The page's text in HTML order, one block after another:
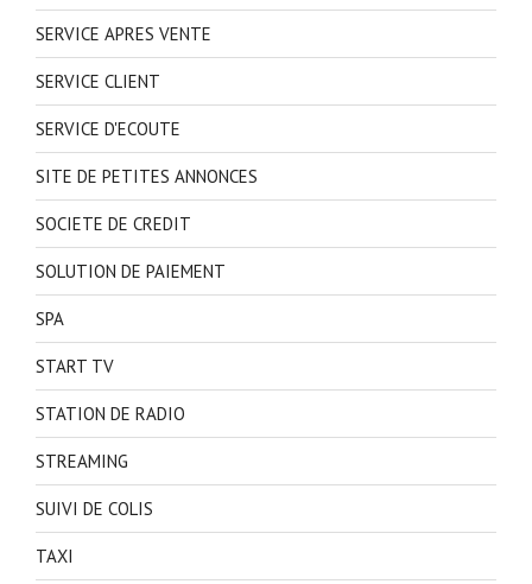
SERVICE APRES VENTE
SERVICE CLIENT
SERVICE D'ECOUTE
SITE DE PETITES ANNONCES
SOCIETE DE CREDIT
SOLUTION DE PAIEMENT
SPA
START TV
STATION DE RADIO
STREAMING
SUIVI DE COLIS
TAXI